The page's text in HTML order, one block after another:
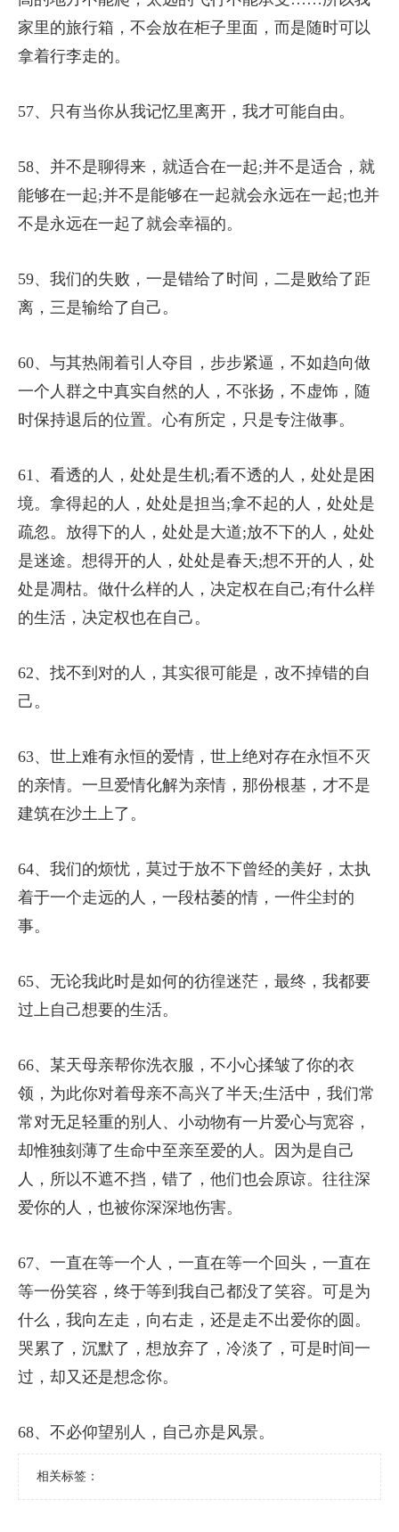
家里的旅行箱，不会放在柜子里面，而是随时可以
拿着行李走的。
57、只有当你从我记忆里离开，我才可能自由。
58、并不是聊得来，就适合在一起;并不是适合，就
能够在一起;并不是能够在一起就会永远在一起;也并
不是永远在一起了就会幸福的。
59、我们的失败，一是错给了时间，二是败给了距
离，三是输给了自己。
60、与其热闹着引人夺目，步步紧逼，不如趋向做
一个人群之中真实自然的人，不张扬，不虚饰，随
时保持退后的位置。心有所定，只是专注做事。
61、看透的人，处处是生机;看不透的人，处处是困
境。拿得起的人，处处是担当;拿不起的人，处处是
疏忽。放得下的人，处处是大道;放不下的人，处处
是迷途。想得开的人，处处是春天;想不开的人，处
处是凋枯。做什么样的人，决定权在自己;有什么样
的生活，决定权也在自己。
62、找不到对的人，其实很可能是，改不掉错的自
己。
63、世上难有永恒的爱情，世上绝对存在永恒不灭
的亲情。一旦爱情化解为亲情，那份根基，才不是
建筑在沙土上了。
64、我们的烦忧，莫过于放不下曾经的美好，太执
着于一个走远的人，一段枯萎的情，一件尘封的
事。
65、无论我此时是如何的彷徨迷茫，最终，我都要
过上自己想要的生活。
66、某天母亲帮你洗衣服，不小心揉皱了你的衣
领，为此你对着母亲不高兴了半天;生活中，我们常
常对无足轻重的别人、小动物有一片爱心与宽容，
却惟独刻薄了生命中至亲至爱的人。因为是自己
人，所以不遮不挡，错了，他们也会原谅。往往深
爱你的人，也被你深深地伤害。
67、一直在等一个人，一直在等一个回头，一直在
等一份笑容，终于等到我自己都没了笑容。可是为
什么，我向左走，向右走，还是走不出爱你的圆。
哭累了，沉默了，想放弃了，冷淡了，可是时间一
过，却又还是想念你。
68、不必仰望别人，自己亦是风景。
相关标签：